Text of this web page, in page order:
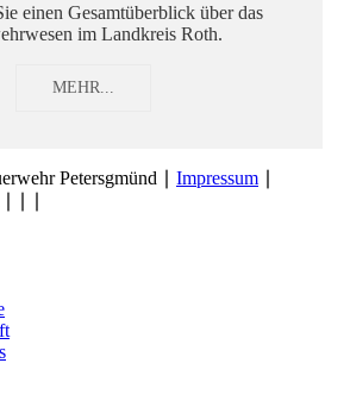
einen Gesamtüberblick über das
im Landkreis Roth.
MEHR...
Petersgmünd ∣ Impressum